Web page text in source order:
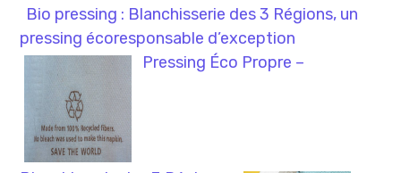
Bio pressing : Blanchisserie des 3 Régions, un
pressing écoresponsable d’exception
Pressing Éco Propre –